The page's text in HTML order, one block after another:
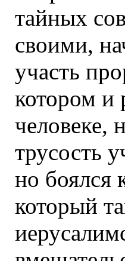
тайных
своими,
участь
котором и
человеке,
трусость
но боялся
который